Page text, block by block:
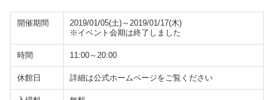
開催期間
2019/01/05(土)～2019/01/17(木)
※イベント会期は終了しました
時間 11:00～20:00
休館日 詳細は公式ホームページをご覧ください